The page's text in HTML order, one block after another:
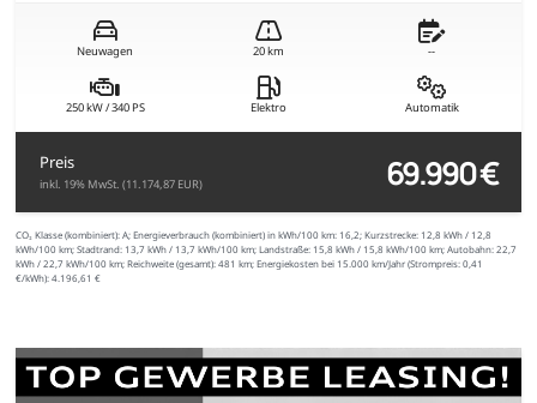
Neuwagen 20 km --
250 kW / 340 PS Elektro Automatik
Preis
inkl. 19% MwSt. (11.174,87 EUR) 69.990 €
CO₂ Klasse (kombiniert): A; Energieverbrauch (kombiniert) in kWh/100 km: 16,2; Kurzstrecke: 12,8 kWh / 12,8
kWh/100 km; Stadtrand: 13,7 kWh / 13,7 kWh/100 km; Landstraße: 15,8 kWh / 15,8 kWh/100 km; Autobahn: 22,7
kWh / 22,7 kWh/100 km; Reichweite (gesamt): 481 km; Energiekosten bei 15.000 km/Jahr (Strompreis: 0,41
€/kWh): 4.196,61 €